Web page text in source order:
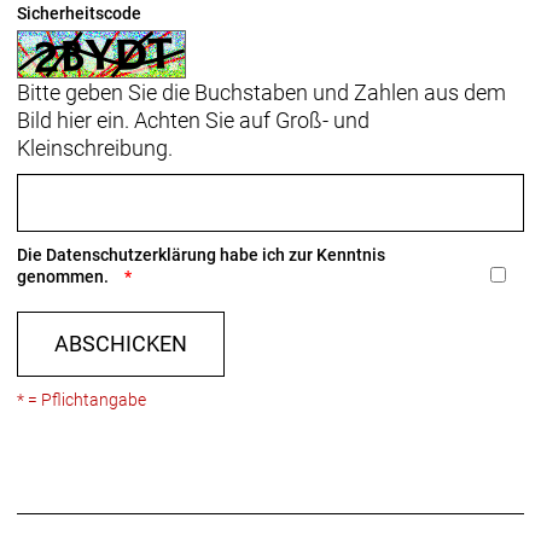
Steuerrohr, interne-Zugführung, Schutzblechösen,
Flat Mount-Scheibenbremsaufnahme, UDH,
142 x 12 mm Steckachse
Rahmengröße: 52
Gangschaltung: Shimano Tiagra 4700, langer Käfig,
max. 34 Z. an größtem Ritzel
Schalthebel: Shimano Tiagra R4720, 10fach //
Shimano Tiagra R4720, 10fach
Shimano RT66, 6-Loch-Scheibenaufnahme,
Sicherheitscode
Bitte geben Sie die Buchstaben und Zahlen aus dem
Bild hier ein. Achten Sie auf Groß- und
Kleinschreibung.
Die Datenschutzerklärung habe ich zur Kenntnis
genommen.
ABSCHICKEN
* = Pflichtangabe